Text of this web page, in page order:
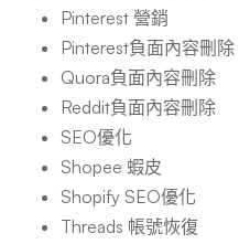
Pinterest 營銷
Pinterest負面內容刪除
Quora負面內容刪除
Reddit負面內容刪除
SEO優化
Shopee 蝦皮
Shopify SEO優化
Threads 帳號恢復